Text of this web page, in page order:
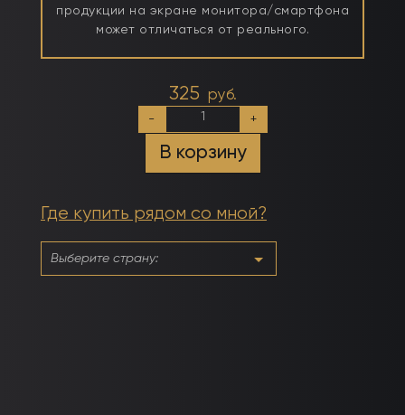
продукции на экране монитора/смартфона
может отличаться от реального.
325 руб.
Количество
Киви-
Колада
- +
В корзину
Где купить рядом со мной?